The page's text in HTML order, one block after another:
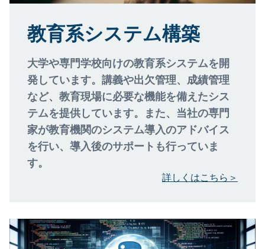
教育系システム構築
大学や専門学校向けの教育系システムを開
発しています。講義や出欠管理、成績管理
など、教育現場に必要な機能を備えたシス
テムを提供しています。また、当社の専門
家が教育機関のシステム導入のアドバイス
を行い、導入後のサポートも行っていま
す。
詳しくはこちら＞